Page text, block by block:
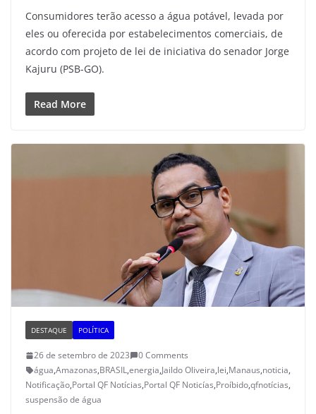
Consumidores terão acesso a água potável, levada por
eles ou oferecida por estabelecimentos comerciais, de
acordo com projeto de lei de iniciativa do senador Jorge
Kajuru (PSB-GO).
Read More
DESTAQUE POLÍTICA
26 de setembro de 2023
0 Comments
água,Amazonas,BRASIL,energia,Jaildo Oliveira,lei,Manaus,noticia,
Notificação,Portal QF Notícias,Portal QF Noticías,Proíbido,qfnotícias,
suspensão de água